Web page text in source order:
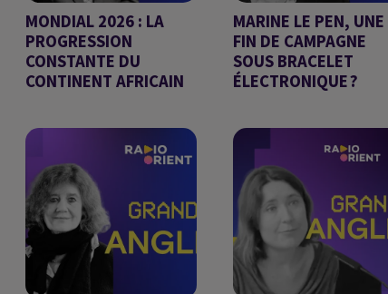
MONDIAL 2026 : LA
PROGRESSION
CONSTANTE DU
CONTINENT AFRICAIN
10/07/2026
MARINE LE PEN, UNE
FIN DE CAMPAGNE
SOUS BRACELET
ÉLECTRONIQUE ?
09/07/2026